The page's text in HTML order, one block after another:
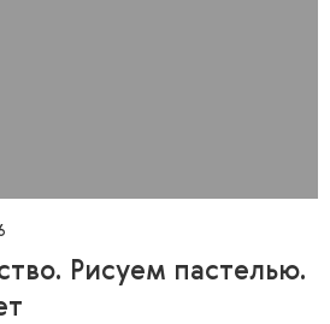
Рисуем пастелью.